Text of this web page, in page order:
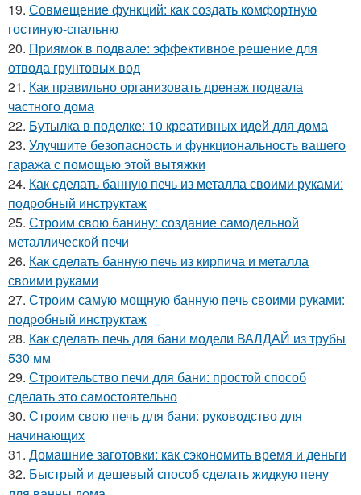
19. Совмещение функций: как создать комфортную
гостиную-спальню
20. Приямок в подвале: эффективное решение для
отвода грунтовых вод
21. Как правильно организовать дренаж подвала
частного дома
22. Бутылка в поделке: 10 креативных идей для дома
23. Улучшите безопасность и функциональность вашего
гаража с помощью этой вытяжки
24. Как сделать банную печь из металла своими руками:
подробный инструктаж
25. Строим свою банину: создание самодельной
металлической печи
26. Как сделать банную печь из кирпича и металла
своими руками
27. Строим самую мощную банную печь своими руками:
подробный инструктаж
28. Как сделать печь для бани модели ВАЛДАЙ из трубы
530 мм
29. Строительство печи для бани: простой способ
сделать это самостоятельно
30. Строим свою печь для бани: руководство для
начинающих
31. Домашние заготовки: как сэкономить время и деньги
32. Быстрый и дешевый способ сделать жидкую пену